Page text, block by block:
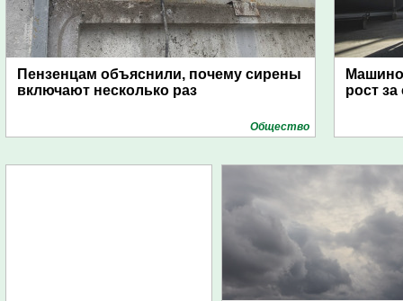
Пензенцам объяснили, почему сирены
включают несколько раз
Общество
рост за